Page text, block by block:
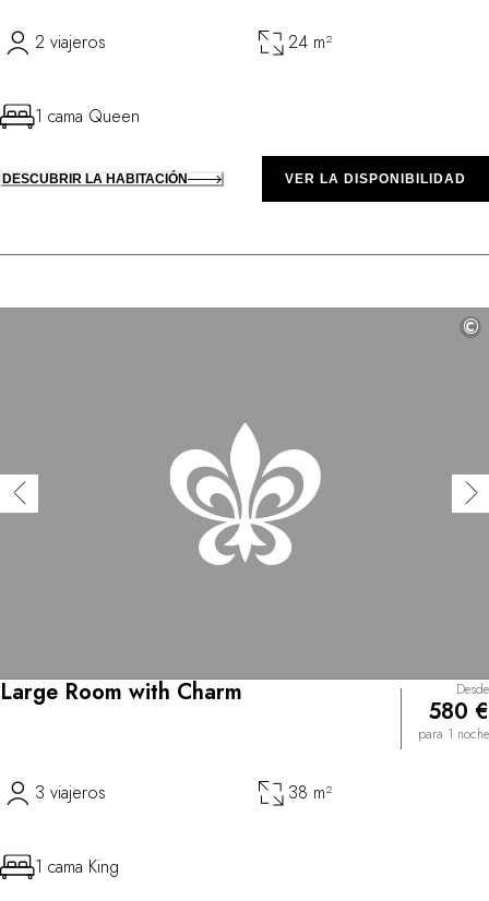
2 viajeros 24 m²
1 cama Queen
DESCUBRIR LA HABITACIÓN VER LA DISPONIBILIDAD
©
Large Room with Charm Desde
580 €
para 1 noche
3 viajeros 38 m²
1 cama King